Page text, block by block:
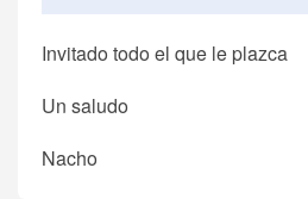
Invitado todo el que le plazca
Un saludo
Nacho